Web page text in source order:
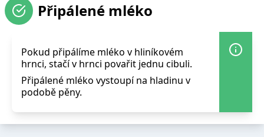
Připálené mléko
Pokud připálíme mléko v hliníkovém
hrnci, stačí v hrnci povařit jednu cibuli.
Připálené mléko vystoupí na hladinu v
podobě pěny.